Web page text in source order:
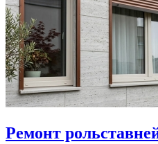
Ремонт